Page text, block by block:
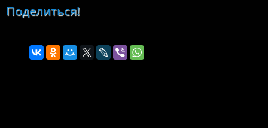
Поделиться!